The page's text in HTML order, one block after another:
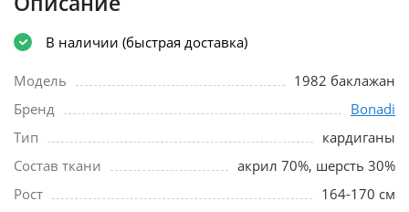
В наличии (быстрая доставка)
Модель
1982 баклажан
Бренд
Bonadi
Тип
кардиганы
Состав ткани
акрил 70%, шерсть 30%
Рост
164-170 см